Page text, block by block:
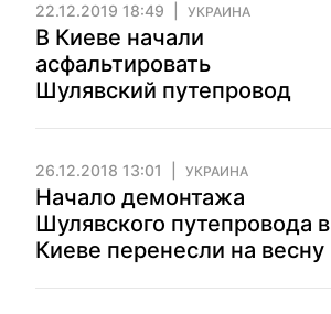
22.12.2019 18:49 УКРАИНА
В Киеве начали
асфальтировать
Шулявский путепровод
26.12.2018 13:01 УКРАИНА
Начало демонтажа
Шулявского путепровода в
Киеве перенесли на весну